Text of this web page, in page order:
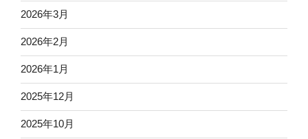
2026年3月
2026年2月
2026年1月
2025年12月
2025年10月